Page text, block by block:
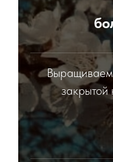
закрытой